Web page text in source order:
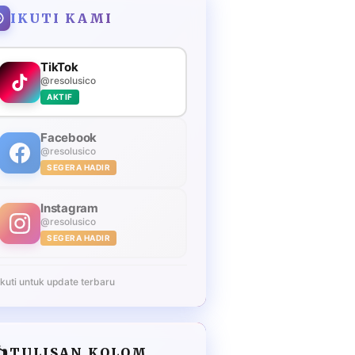
IKUTI KAMI
TikTok
@resolusico
AKTIF
Facebook
@resolusico
SEGERA HADIR
Instagram
@resolusico
SEGERA HADIR
untuk update terbaru